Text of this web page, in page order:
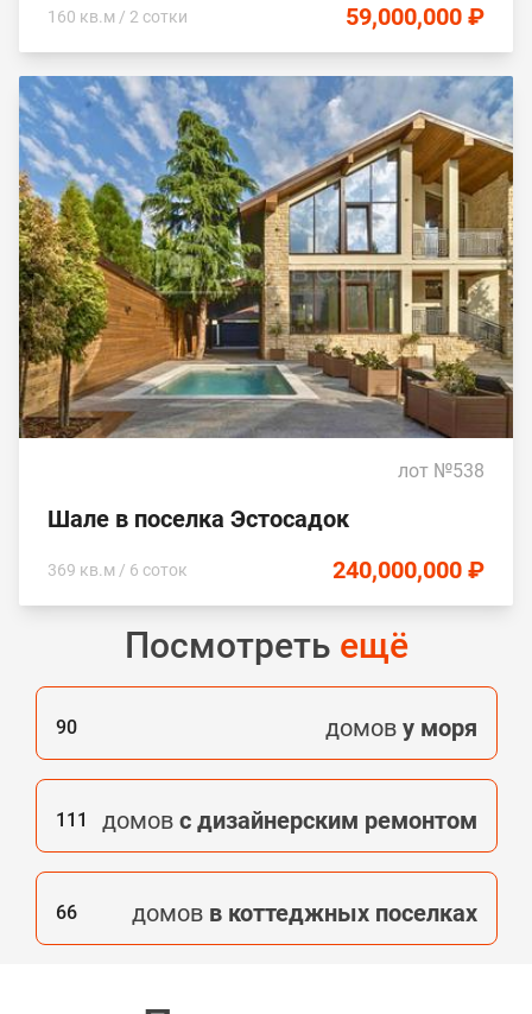
160 кв.м / 2 сотки 59,000,000 ₽
лот №538
Шале в поселка Эстосадок
369 кв.м / 6 соток 240,000,000 ₽
Посмотреть ещё
90 домов у моря
111 домов с дизайнерским ремонтом
66 домов в коттеджных поселках